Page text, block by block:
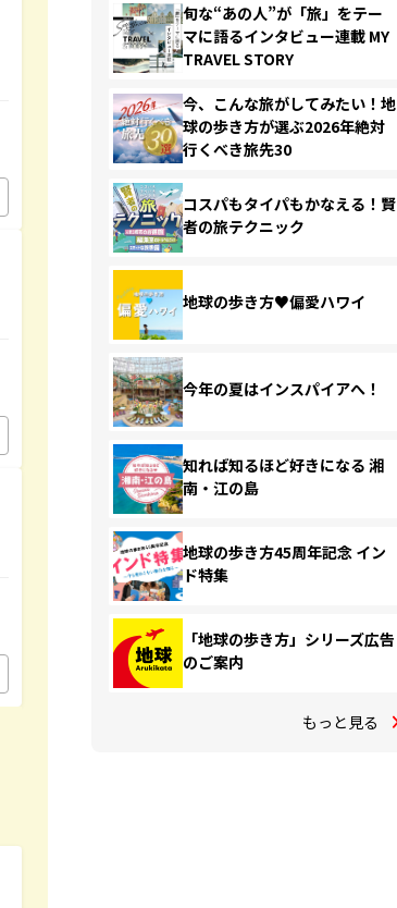
旬な“あの人”が「旅」をテー
マに語るインタビュー連載 MY
TRAVEL STORY
今、こんな旅がしてみたい！地
球の歩き方が選ぶ2026年絶対
行くべき旅先30
コスパもタイパもかなえる！賢
者の旅テクニック
地球の歩き方♥偏愛ハワイ
今年の夏はインスパイアへ！
知れば知るほど好きになる 湘
南・江の島
地球の歩き方45周年記念 イン
ド特集
「地球の歩き方」シリーズ広告
のご案内
もっと見る